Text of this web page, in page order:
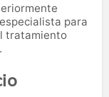
para
tratamiento